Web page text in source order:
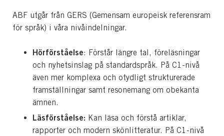
ABF utgår från GERS (Gemensam europeisk referensram
för språk) i våra nivåindelningar.
Hörförståelse: Förstår längre tal, föreläsningar
och nyhetsinslag på standardspråk. På C1-nivå
även mer komplexa och otydligt strukturerade
framställningar samt resonemang om obekanta
ämnen.
Läsförståelse: Kan läsa och förstå artiklar,
rapporter och modern skönlitteratur. På C1-nivå